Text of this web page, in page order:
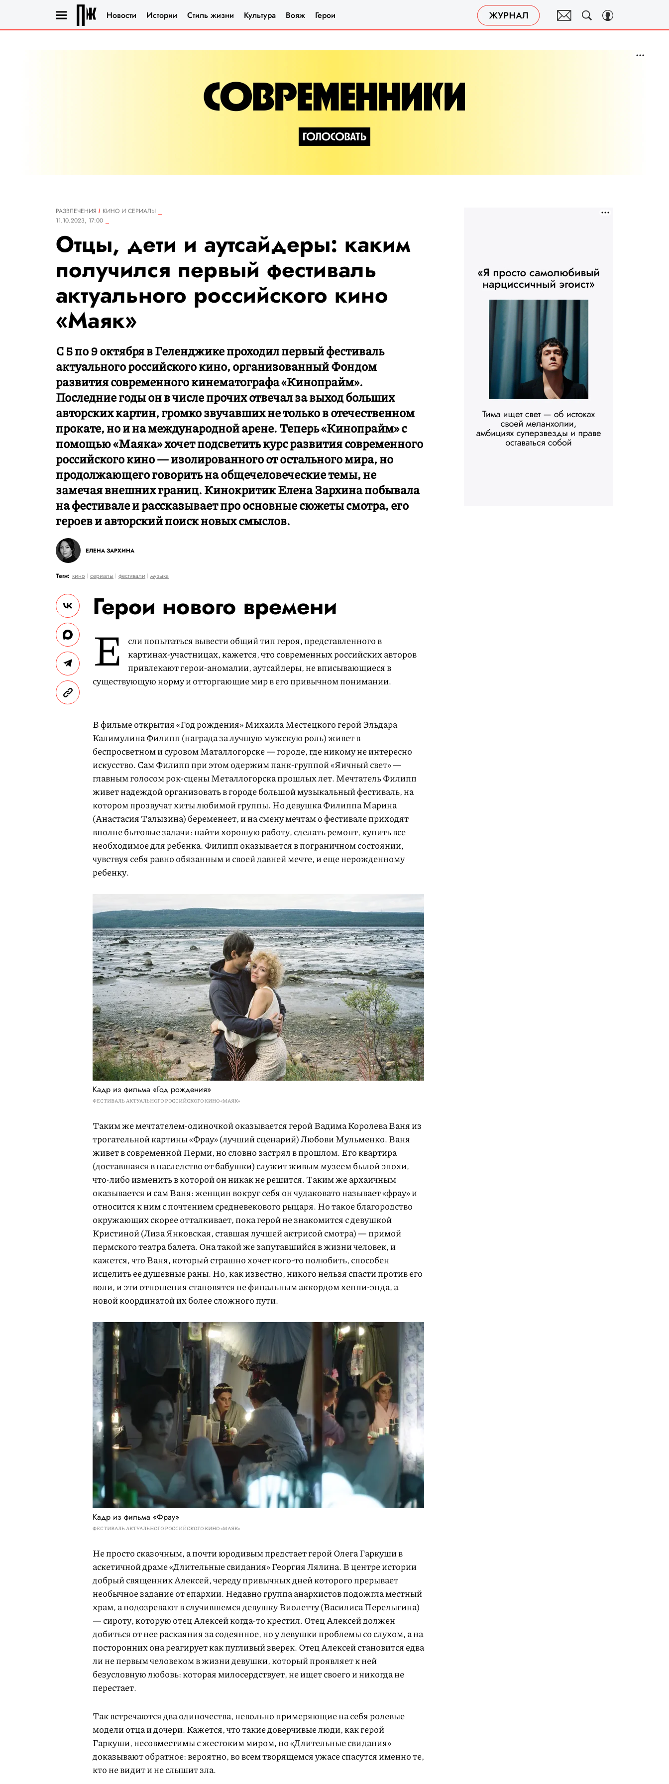
Новости Истории Стиль жизни Культура Вояж Герои
РАЗВЛЕЧЕНИЯ
КИНО И СЕРИАЛЫ
11.10.2023, 17:00
Отцы, дети и аутсайдеры: каким
получился первый фестиваль
актуального российского кино
«Маяк»
С 5 по 9 октября в Геленджике проходил первый фестиваль
актуального российского кино, организованный Фондом
развития современного кинематографа «Кинопрайм».
Последние годы он в числе прочих отвечал за выход больших
авторских картин, громко звучавших не только в отечественном
прокате, но и на международной арене. Теперь «Кинопрайм» с
помощью «Маяка» хочет подсветить курс развития современного
российского кино — изолированного от остального мира, но
продолжающего говорить на общечеловеческие темы, не
замечая внешних границ. Кинокритик Елена Зархина побывала
на фестивале и рассказывает про основные сюжеты смотра, его
героев и авторский поиск новых смыслов.
ЕЛЕНА ЗАРХИНА
Теги: кино сериалы фестивали музыка
Герои нового времени
Е
сли попытаться вывести общий тип героя, представленного в
картинах-участницах, кажется, что современных российских авторов
привлекают герои-аномалии, аутсайдеры, не вписывающиеся в
существующую норму и отторгающие мир в его привычном понимании.
В фильме открытия «Год рождения» Михаила Местецкого герой Эльдара
Калимулина Филипп (награда за лучшую мужскую роль) живет в
беспросветном и суровом Маталлогорске — городе, где никому не интересно
искусство. Сам Филипп при этом одержим панк-группой «Яичный свет» —
главным голосом рок-сцены Металлогорска прошлых лет. Мечтатель Филипп
живет надеждой организовать в городе большой музыкальный фестиваль, на
котором прозвучат хиты любимой группы. Но девушка Филиппа Марина
(Анастасия Талызина) беременеет, и на смену мечтам о фестивале приходят
вполне бытовые задачи: найти хорошую работу, сделать ремонт, купить все
необходимое для ребенка. Филипп оказывается в пограничном состоянии,
чувствуя себя равно обязанным и своей давней мечте, и еще нерожденному
ребенку.
Кадр из фильма «Год рождения»
ФЕСТИВАЛЬ АКТУАЛЬНОГО РОССИЙСКОГО КИНО «МАЯК»
Таким же мечтателем-одиночкой оказывается герой Вадима Королева Ваня из
трогательной картины «Фрау» (лучший сценарий) Любови Мульменко. Ваня
живет в современной Перми, но словно застрял в прошлом. Его квартира
(доставшаяся в наследство от бабушки) служит живым музеем былой эпохи,
что-либо изменить в которой он никак не решится. Таким же архаичным
оказывается и сам Ваня: женщин вокруг себя он чудаковато называет «фрау» и
относится к ним с почтением средневекового рыцаря. Но такое благородство
окружающих скорее отталкивает, пока герой не знакомится с девушкой
Кристиной (Лиза Янковская, ставшая лучшей актрисой смотра) — примой
пермского театра балета. Она такой же запутавшийся в жизни человек, и
кажется, что Ваня, который страшно хочет кого-то полюбить, способен
исцелить ее душевные раны. Но, как известно, никого нельзя спасти против его
воли, и эти отношения становятся не финальным аккордом хеппи-энда, а
новой координатой их более сложного пути.
Кадр из фильма «Фрау»
ФЕСТИВАЛЬ АКТУАЛЬНОГО РОССИЙСКОГО КИНО «МАЯК»
Не просто сказочным, а почти юродивым предстает герой Олега Гаркуши в
аскетичной драме «Длительные свидания» Георгия Лялина. В центре истории
добрый священник Алексей, череду привычных дней которого прерывает
необычное задание от епархии. Недавно группа анархистов подожгла местный
храм, а подозревают в случившемся девушку Виолетту (Василиса Перелыгина)
— сироту, которую отец Алексей когда-то крестил. Отец Алексей должен
добиться от нее раскаяния за содеянное, но у девушки проблемы со слухом, а на
посторонних она реагирует как пугливый зверек. Отец Алексей становится едва
ли не первым человеком в жизни девушки, который проявляет к ней
безусловную любовь: которая милосердствует, не ищет своего и никогда не
перестает.
Так встречаются два одиночества, невольно примеряющие на себя ролевые
модели отца и дочери. Кажется, что такие доверчивые люди, как герой
Гаркуши, несовместимы с жестоким миром, но «Длительные свидания»
доказывают обратное: вероятно, во всем творящемся ужасе спасутся именно те,
кто не видит и не слышит зла.